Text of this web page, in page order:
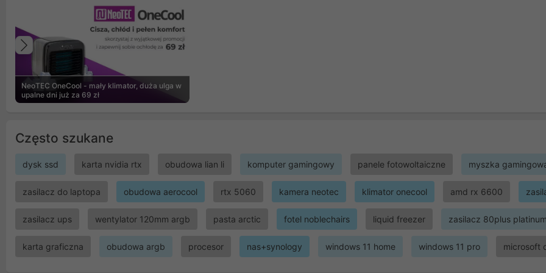
NeoTEC OneCool - mały klimator, duża ulga w
upalne dni już za 69 zł
Poprzedni
Często szukane
dysk ssd karta nvidia rtx obudowa lian li komputer gamingowy panele fotowoltaiczne myszka
zasilacz do laptopa obudowa aerocool rtx 5060 kamera neotec klimator onecool amd rx 6600
zasilacz ups wentylator 120mm argb pasta arctic fotel noblechairs liquid freezer zasilacz 80plus platinum
karta graficzna obudowa argb procesor nas+synology windows 11 home windows 11 pro microsoft